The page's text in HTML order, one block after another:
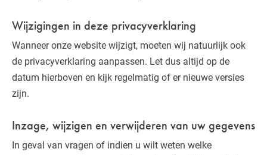
Wijzigingen in deze privacyverklaring
Wanneer onze website wijzigt, moeten wij natuurlijk ook
de privacyverklaring aanpassen. Let dus altijd op de
datum hierboven en kijk regelmatig of er nieuwe versies
zijn.
Inzage, wijzigen en verwijderen van uw gegevens
In geval van vragen of indien u wilt weten welke